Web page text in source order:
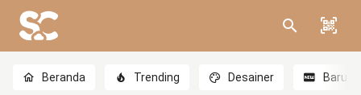
Beranda Trending Desainer Baru